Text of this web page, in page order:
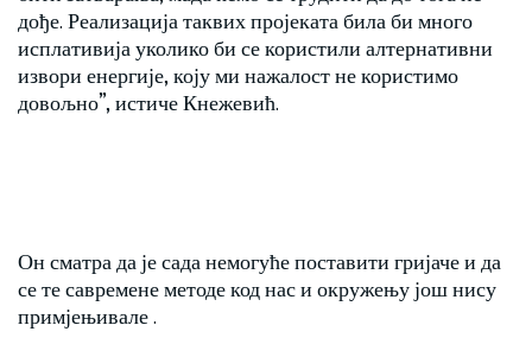
дође. Реализација таквих пројеката била би много
исплативија уколико би се користили алтернативни
извори енергије, коју ми нажалост не користимо
довољно”, истиче Кнежевић.
Он сматра да је сада немогуће поставити гријаче и да
се те савремене методе код нас и окружењу још нису
примјењивале .